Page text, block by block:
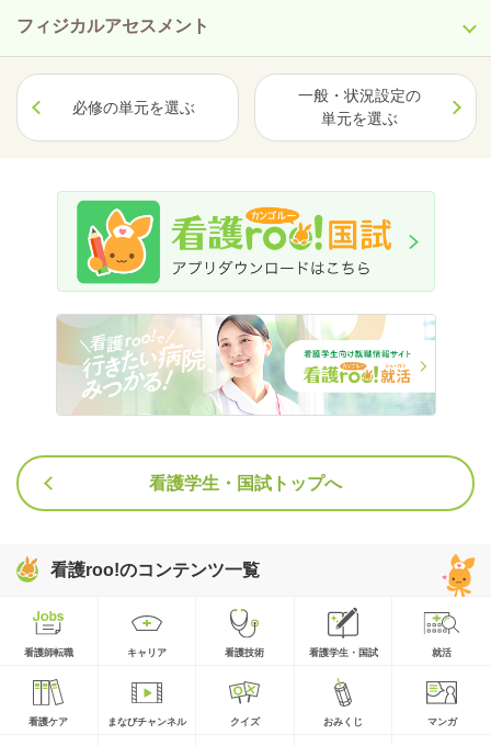
フィジカルアセスメント
必修の単元を選ぶ
一般・状況設定の
単元を選ぶ
看護学生・国試トップへ
看護roo!のコンテンツ一覧
看護師転職 キャリア 看護技術 看護学生・国試 就活
看護ケア まなびチャンネル クイズ おみくじ マンガ